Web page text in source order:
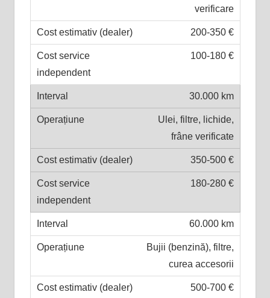
verificare
200-350 €
100-180 €
30.000 km
Ulei, filtre, lichide,
frâne verificate
350-500 €
180-280 €
60.000 km
Bujii (benzină), filtre,
curea accesorii
500-700 €